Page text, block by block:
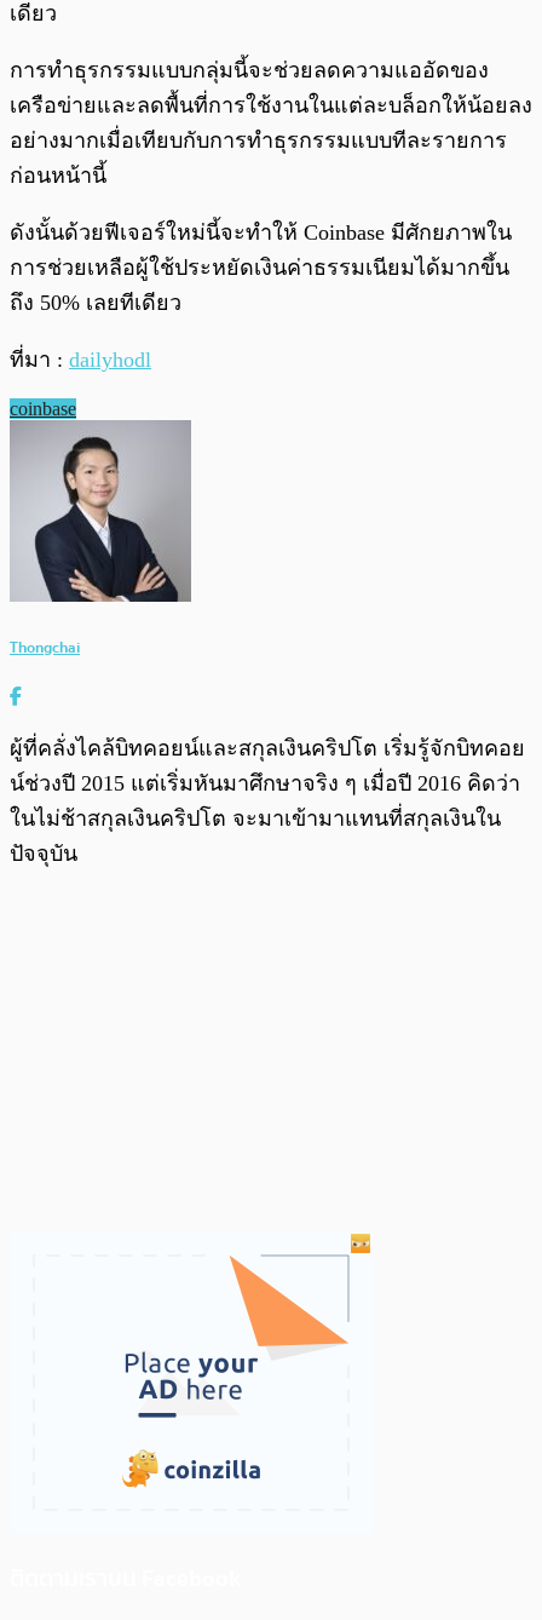
เดียว
การทำธุรกรรมแบบกลุ่มนี้จะช่วยลดความแออัดของ
เครือข่ายและลดพื้นที่การใช้งานในแต่ละบล็อกให้น้อยลง
อย่างมากเมื่อเทียบกับการทำธุรกรรมแบบทีละรายการ
ก่อนหน้านี้
ดังนั้นด้วยฟีเจอร์ใหม่นี้จะทำให้ Coinbase มีศักยภาพใน
การช่วยเหลือผู้ใช้ประหยัดเงินค่าธรรมเนียมได้มากขึ้น
ถึง 50% เลยทีเดียว
ที่มา : dailyhodl
coinbase
Thongchai
ผู้ที่คลั่งไคล้บิทคอยน์และสกุลเงินคริปโต เริ่มรู้จักบิทคอย
น์ช่วงปี 2015 แต่เริ่มหันมาศึกษาจริง ๆ เมื่อปี 2016 คิดว่า
ในไม่ช้าสกุลเงินคริปโต จะมาเข้ามาแทนที่สกุลเงินใน
ปัจจุบัน